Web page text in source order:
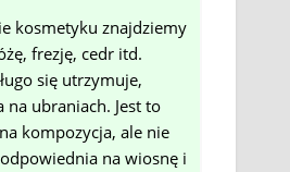
kosmetyku znajdziemy
frezję, cedr itd.
się utrzymuje,
na ubraniach. Jest to
kompozycja, ale nie
na wiosnę i